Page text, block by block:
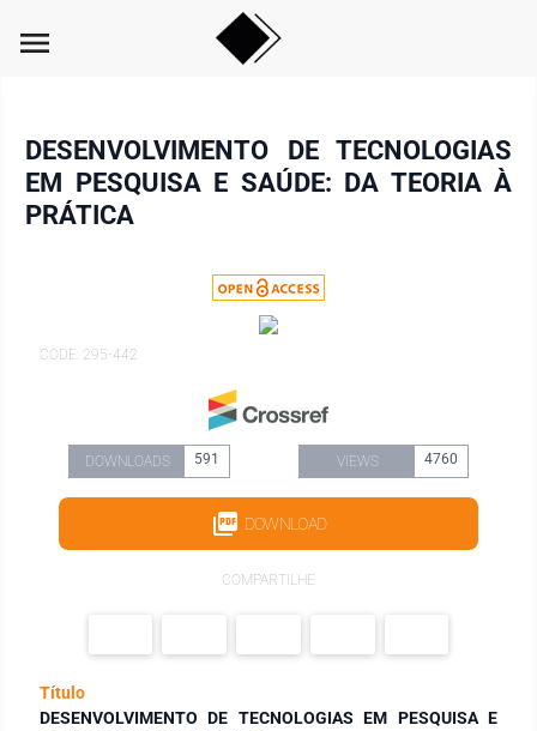
menu
DESENVOLVIMENTO DE TECNOLOGIAS
EM PESQUISA E SAÚDE: DA TEORIA À
PRÁTICA
CODE: 295-442
DOWNLOADS 591 VIEWS 4760
DOWNLOAD
COMPARTILHE
Título
DESENVOLVIMENTO DE TECNOLOGIAS EM PESQUISA E